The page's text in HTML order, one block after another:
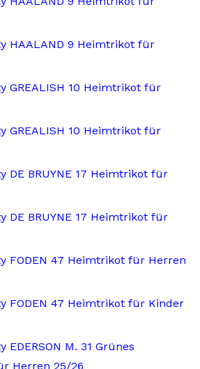
HAALAND 9 Heimtrikot für
GREALISH 10 Heimtrikot für
GREALISH 10 Heimtrikot für
DE BRUYNE 17 Heimtrikot für
DE BRUYNE 17 Heimtrikot für
FODEN 47 Heimtrikot für Herren
FODEN 47 Heimtrikot für Kinder
EDERSON M. 31 Grünes
Herren 25/26